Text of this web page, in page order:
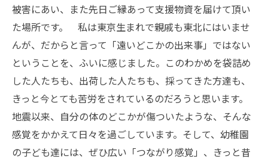
被害にあい、また先日ご縁あって支援物資を届けて頂い
た場所です。 私は東京生まれで親戚も東北にはいませ
んが、だからと言って「遠いどこかの出来事」ではない
ということを、ふいに感じました。このわかめを袋詰め
した人たちも、出荷した人たちも、採ってきた方達も、
きっと今とても苦労をされているのだろうと思います。
地震以来、自分の体のどこかが傷ついたような、そんな
感覚をかかえて日々を過ごしています。そして、幼稚園
の子ども達には、ぜひ広い「つながり感覚」、きっと昔